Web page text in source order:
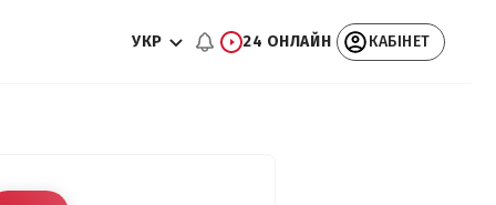
УКР 24 ОНЛАЙН КАБІНЕТ